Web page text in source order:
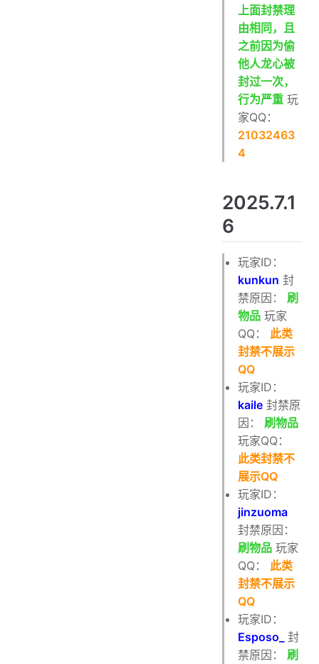
上面封禁理
由相同，且
之前因为偷
他人龙心被
封过一次，
行为严重 玩
家QQ：
21032463
4
2025.7.1
6
玩家ID：
kunkun 封
禁原因： 刷
物品 玩家
QQ： 此类
封禁不展示
QQ
玩家ID：
kaile 封禁原
因： 刷物品
玩家QQ：
此类封禁不
展示QQ
玩家ID：
jinzuoma
封禁原因：
刷物品 玩家
QQ： 此类
封禁不展示
QQ
玩家ID：
Esposo_
封
禁原因： 刷